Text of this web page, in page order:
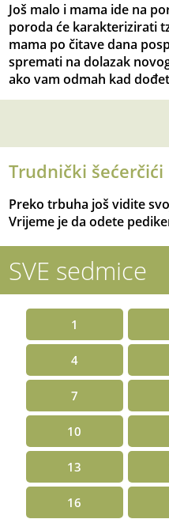
Još malo i mama ide na
poroda će karakterizirati
mama po čitave dana
spremati na dolazak
ako vam odmah kad
Trudnički šećerčići
Preko trbuha još vidite
Vrijeme je da odete
SVE sedmice
1
4
7
10
13
16